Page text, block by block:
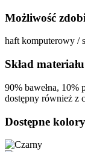
Możliwość
haft komputerowy /
Skład
90% bawełna, 10%
dostępny również z
Dostępne